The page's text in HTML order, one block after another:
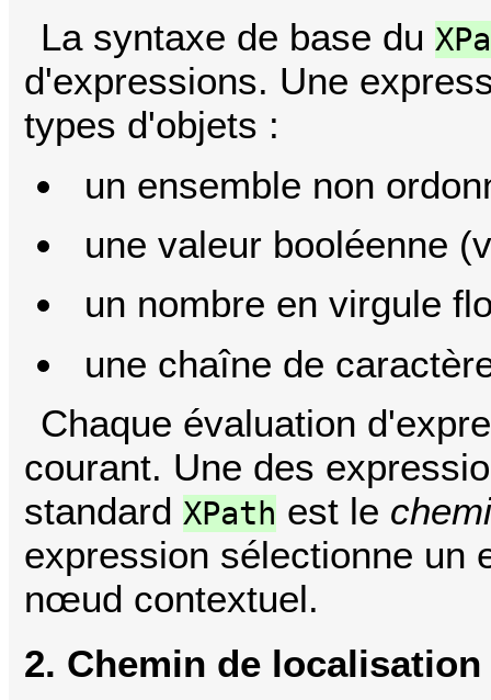
La syntaxe de base du
d'expressions. Une
types d'objets :
un ensemble non
une valeur booléenne
un nombre en virgule
une chaîne de
Chaque évaluation
courant. Une des
standard XPath est le
expression sélectionne
nœud contextuel.
2. Chemin de localisation